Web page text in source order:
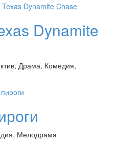
Dynamite
Драма, Комедия,
Мелодрама